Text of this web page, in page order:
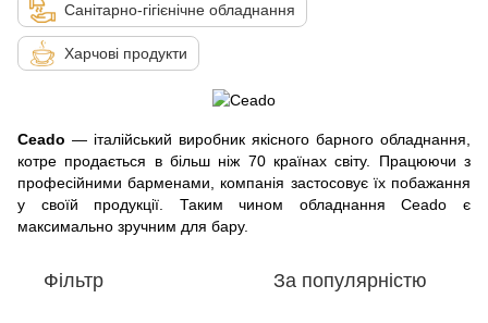
Санітарно-гігієнічне обладнання
Харчові продукти
Ceado — італійський виробник якісного барного обладнання,
котре продається в більш ніж 70 країнах світу. Працюючи з
професійними барменами, компанія застосовує їх побажання
у своїй продукції. Таким чином обладнання Ceado є
максимально зручним для бару.
Фільтр За популярністю